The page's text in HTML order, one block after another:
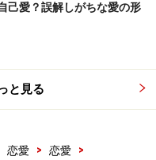
己愛？誤解しがちな愛の形
と見る
恋愛 > 恋愛
>